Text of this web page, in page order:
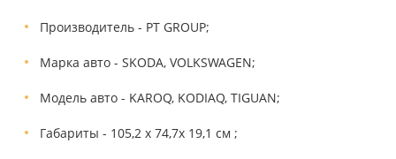
Производитель - PT GROUP;
Марка авто - SKODA, VOLKSWAGEN;
Модель авто - KAROQ, KODIAQ, TIGUAN;
Габариты - 105,2 х 74,7х 19,1 см ;